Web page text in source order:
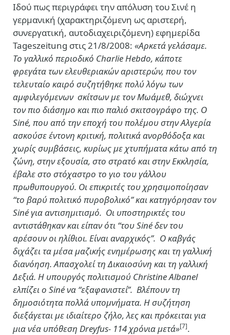
Ιδού πως περιγράφει την απόλυση του Σινέ η
γερμανική (χαρακτηριζόμενη ως αριστερή,
συνεργατική, αυτοδιαχειριζόμενη) εφημερίδα
Tageszeitung στις 21/8/2008: «Αρκετά γελάσαμε.
Το γαλλικό περιοδικό Charlie Hebdo, κάποτε
φρεγάτα των ελευθεριακών αριστερών, που τον
τελευταίο καιρό συζητήθηκε πολύ λόγω των
αμφιλεγόμενων σκίτσων με τον Μωάμεθ, διώχνει
τον πιο διάσημο και πιο παλιό σκιτσογράφο της. Ο
Siné, που από την εποχή του πολέμου στην Αλγερία
ασκούσε έντονη κριτική, πολιτικά ανορθόδοξα και
χωρίς συμβάσεις, κυρίως με χτυπήματα κάτω από τη
ζώνη, στην εξουσία, στο στρατό και στην Εκκλησία,
έβαλε στο στόχαστρο το γιο του γάλλου
πρωθυπουργού. Οι επικριτές του χρησιμοποίησαν
“το βαρύ πολιτικό πυροβολικό’’ και κατηγόρησαν τον
Siné για αντισημιτισμό. Οι υποστηρικτές του
αντιστάθηκαν και είπαν ότι “του Siné δεν του
αρέσουν οι ηλίθιοι. Είναι αναρχικός’’. Ο καβγάς
διχάζει τα μέσα μαζικής ενημέρωσης και τη γαλλική
διανόηση. Απασχολεί τη Δικαιοσύνη και τη γαλλική
Δεξιά. Η υπουργός πολιτισμού Christine Albanel
ελπίζει ο Siné να “εξαφανιστεί’’. Βλέπουν τη
δημοσιότητα πολλά υπομνήματα. Η συζήτηση
διεξάγεται με ιδιαίτερο ζήλο, λες και πρόκειται για
μια νέα υπόθεση Dreyfus- 114 χρόνια μετά»[7].